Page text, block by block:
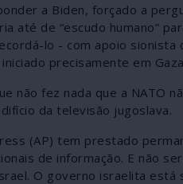
a Biden, forçado a
até de “escudo humano”
lo - com apoio
precisamente em
não fez nada que a NATO
da televisão jugoslava.
(AP) tem prestado
de informação. E não
O governo israelita